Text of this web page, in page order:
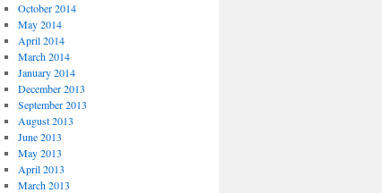
October 2014
May 2014
April 2014
March 2014
January 2014
December 2013
September 2013
August 2013
June 2013
May 2013
April 2013
March 2013